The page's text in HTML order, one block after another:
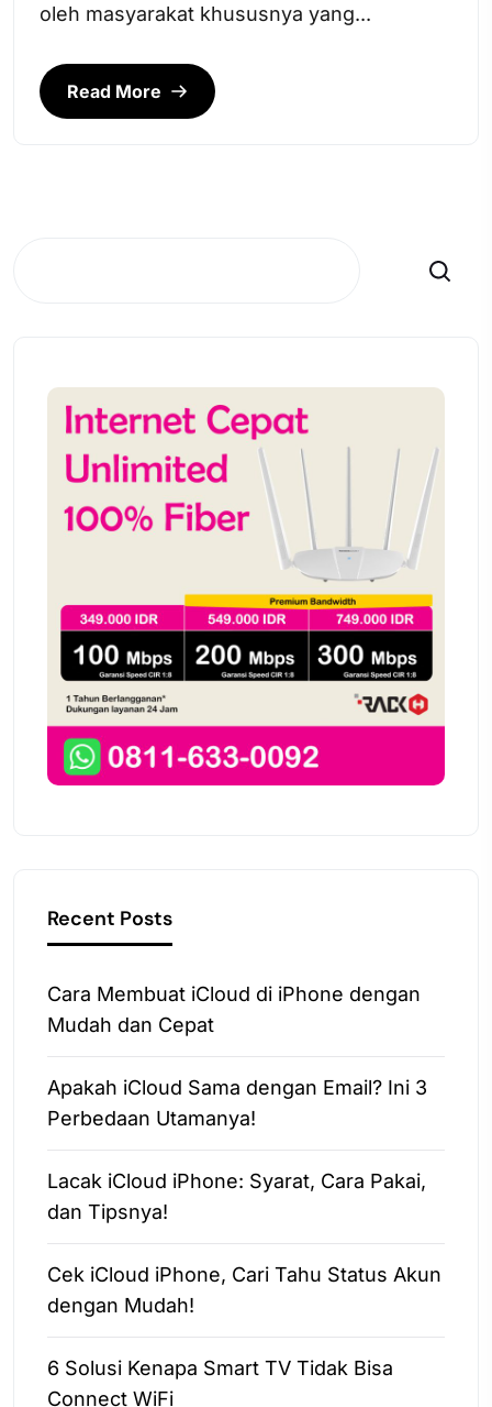
oleh masyarakat khususnya yang...
Read More
Search
Recent Posts
Cara Membuat iCloud di iPhone dengan
Mudah dan Cepat
Apakah iCloud Sama dengan Email? Ini 3
Perbedaan Utamanya!
Lacak iCloud iPhone: Syarat, Cara Pakai,
dan Tipsnya!
Cek iCloud iPhone, Cari Tahu Status Akun
dengan Mudah!
6 Solusi Kenapa Smart TV Tidak Bisa
Connect WiFi